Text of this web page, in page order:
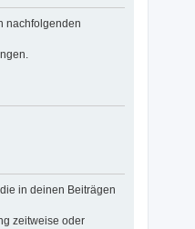
nachfolgenden
in deinen Beiträgen
zeitweise oder